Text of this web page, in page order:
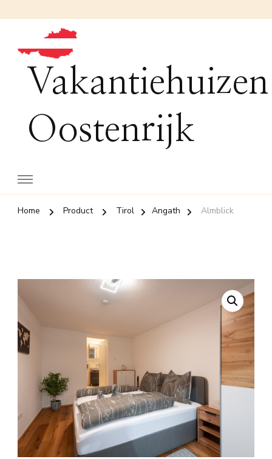
Vakantiehuizen
Oostenrijk
Home Product Tirol Angath Almblick